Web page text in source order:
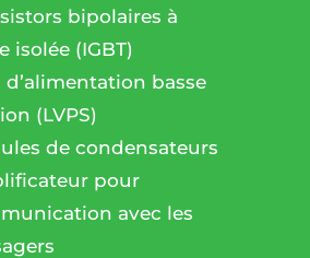
bipolaires à
isolée (IGBT)
d’alimentation basse
(LVPS)
de condensateurs
pour
avec les